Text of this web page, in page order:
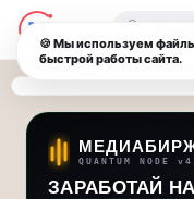
Последние
новости
и
обновления
потока:
Друзья,
—
🔍
QUANTUM NODE
ЗАРАБОТАЙ
🍪 Мы используем
быстрой работы сайта.